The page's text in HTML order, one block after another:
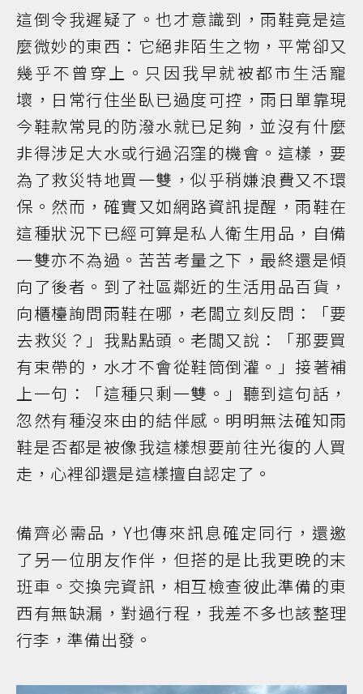
這倒令我遲疑了。也才意識到，雨鞋竟是這
麼微妙的東西：它絕非陌生之物，平常卻又
幾乎不曾穿上。只因我早就被都市生活寵
壞，日常行住坐臥已過度可控，雨日單靠現
今鞋款常見的防潑水就已足夠，並沒有什麼
非得涉足大水或行過沼窪的機會。這樣，要
為了救災特地買一雙，似乎稍嫌浪費又不環
保。然而，確實又如網路資訊提醒，雨鞋在
這種狀況下已經可算是私人衛生用品，自備
一雙亦不為過。苦苦考量之下，最終還是傾
向了後者。到了社區鄰近的生活用品百貨，
向櫃檯詢問雨鞋在哪，老闆立刻反問：「要
去救災？」我點點頭。老闆又說：「那要買
有束帶的，水才不會從鞋筒倒灌。」接著補
上一句：「這種只剩一雙。」聽到這句話，
忽然有種沒來由的結伴感。明明無法確知雨
鞋是否都是被像我這樣想要前往光復的人買
走，心裡卻還是這樣擅自認定了。
備齊必需品，Y也傳來訊息確定同行，還邀
了另一位朋友作伴，但搭的是比我更晚的末
班車。交換完資訊，相互檢查彼此準備的東
西有無缺漏，對過行程，我差不多也該整理
行李，準備出發。